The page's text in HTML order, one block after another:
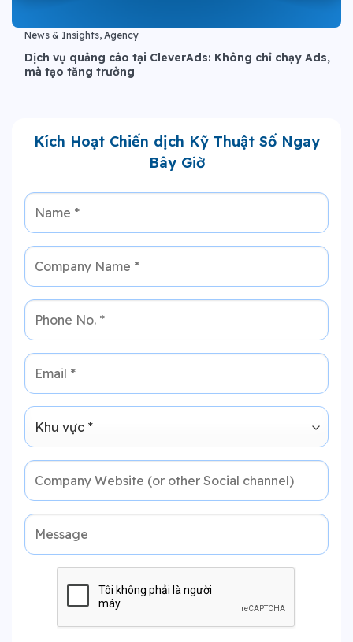
News & Insights, Agency
Dịch vụ quảng cáo tại CleverAds: Không chỉ chạy Ads,
mà tạo tăng trưởng
Kích Hoạt Chiến dịch Kỹ Thuật Số Ngay
Bây Giờ